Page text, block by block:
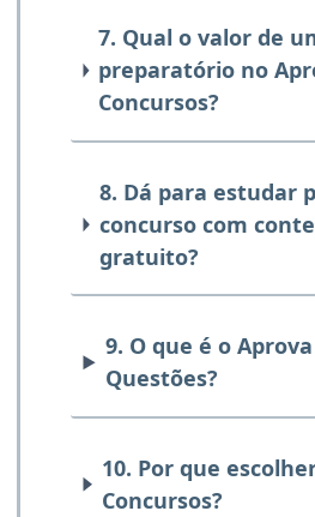
7. Qual o valor de
preparatório no
Concursos?
8. Dá para estudar
concurso com
gratuito?
9. O que é o Aprova
Questões?
10. Por que
Concursos?